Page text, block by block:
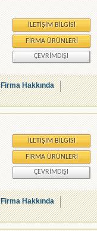
İLETIŞIM BILGISI
FIRMA ÜRÜNLERI
ÇEVRIMDIŞI
Firma Hakkında
İLETIŞIM BILGISI
FIRMA ÜRÜNLERI
ÇEVRIMDIŞI
Firma Hakkında